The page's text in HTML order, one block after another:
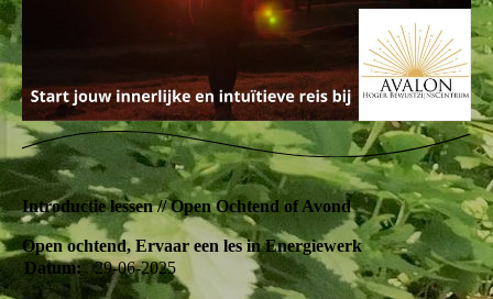
Introductie lessen // Open Ochtend of Avond
Open ochtend, Ervaar een les in Energiewerk
Datum:
29-06-2025